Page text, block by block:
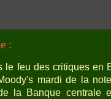
:
le feu des critiques en
mardi de la
la Banque centrale